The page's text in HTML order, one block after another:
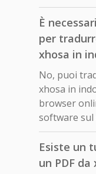
È
per
xhosa in
No, puoi
xhosa in
browser
software sul
Esiste un
un PDF